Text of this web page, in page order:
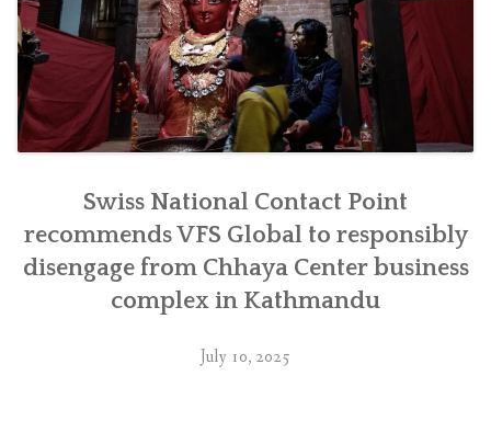
Swiss National Contact Point
recommends VFS Global to responsibly
disengage from Chhaya Center business
complex in Kathmandu
July 10, 2025